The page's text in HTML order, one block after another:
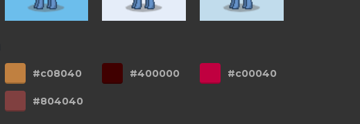
#c08040 #400000 #c00040
#804040